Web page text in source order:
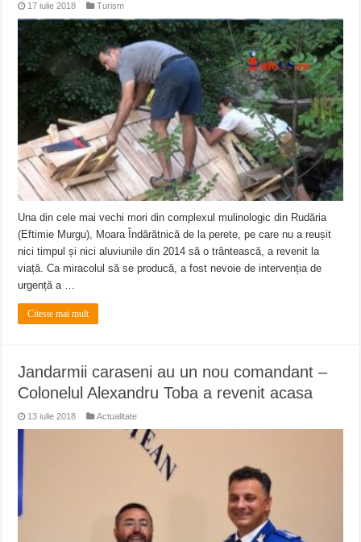
17 iulie 2018 Turism
Una din cele mai vechi mori din complexul mulinologic din Rudăria
(Eftimie Murgu), Moara Îndărătnică de la perete, pe care nu a reușit
nici timpul și nici aluviunile din 2014 să o trântească, a revenit la
viață. Ca miracolul să se producă, a fost nevoie de intervenția de
urgență a …
Citeste mai mult
Jandarmii caraseni au un nou comandant –
Colonelul Alexandru Toba a revenit acasa
13 iulie 2018 Actualitate